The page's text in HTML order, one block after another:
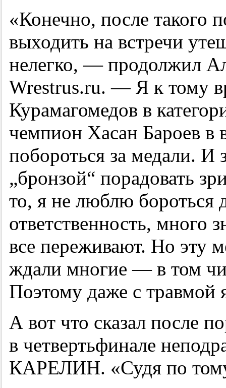
«Конечно, после такого
выходить на встречи
нелегко, — продолжил
Wrestrus.ru. — Я к тому
Курамагомедов в
чемпион Хасан Бароев в
побороться за медали. И
„бронзой“ порадовать
то, я не люблю бороться
ответственность, много
все переживают. Но эту
ждали многие — в том
Поэтому даже с травмой
А вот что сказал после
в четвертьфинале
КАРЕЛИН. «Судя по